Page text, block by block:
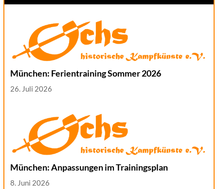
München: Ferientraining Sommer 2026
26. Juli 2026
München: Anpassungen im Trainingsplan
8. Juni 2026